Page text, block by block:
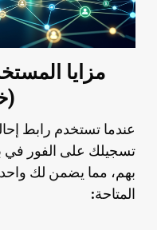
(خصم
تسجيلك على الفور في
بهم، مما يضمن لك
المتاحة: